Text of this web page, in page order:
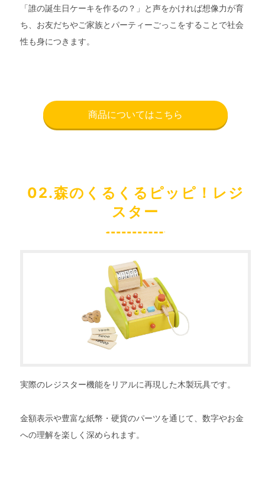
「誰の誕生日ケーキを作るの？」と声をかければ想像力が育
ち、お友だちやご家族とパーティーごっこをすることで社会
性も身につきます。
商品についてはこちら
02.森のくるくるピッピ！レジ
スター
実際のレジスター機能をリアルに再現した木製玩具です。
金額表示や豊富な紙幣・硬貨のパーツを通じて、数字やお金
への理解を楽しく深められます。